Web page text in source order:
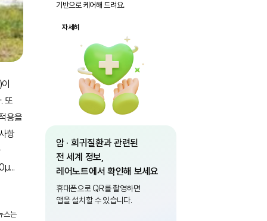
또
용을
항
...
스는
기반으로 케어해 드려요.
자세히
암 · 희귀질환과 관련된
전 세계 정보,
레어노트에서 확인해 보세요
휴대폰으로 QR를 촬영하면
앱을 설치할 수 있습니다.